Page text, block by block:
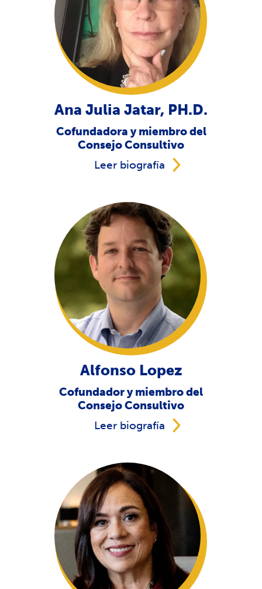
Ana Julia Jatar, PH.D.
Cofundadora y miembro del
Consejo Consultivo
Leer biografía
Alfonso Lopez
Cofundador y miembro del
Consejo Consultivo
Leer biografía